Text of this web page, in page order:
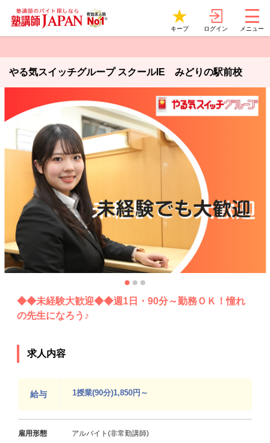
キープ ログイン メニュー
やる気スイッチグループ スクールIE みどりの駅前校
◆◆未経験大歓迎◆◆週1日・90分～勤務ＯＫ！憧れ
の先生になろう♪
求人内容
給与 1授業(90分)1,850円～
雇用形態 アルバイト(非常勤講師)